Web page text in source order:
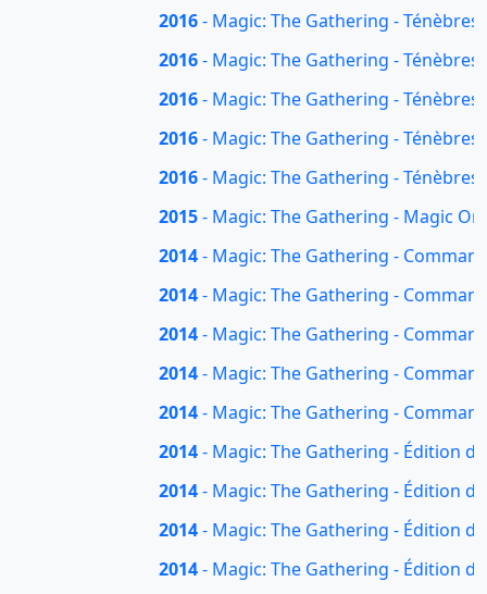
2016- Magic: The Gathering -
2016- Magic: The Gathering -
2016- Magic: The Gathering -
2016- Magic: The Gathering -
2016- Magic: The Gathering -
2015- Magic: The Gathering - Magic
2014- Magic: The Gathering -
2014- Magic: The Gathering -
2014- Magic: The Gathering -
2014- Magic: The Gathering -
2014- Magic: The Gathering -
2014- Magic: The Gathering - Édition
2014- Magic: The Gathering - Édition
2014- Magic: The Gathering - Édition
2014- Magic: The Gathering - Édition